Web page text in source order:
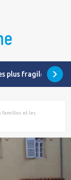
plus fragiles
familles et les